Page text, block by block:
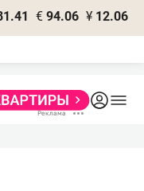
€ 94.06 ¥ 12.06